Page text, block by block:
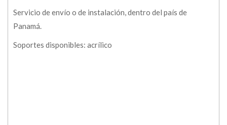
Servicio de envío o de instalación, dentro del país de
Panamá.
Soportes disponibles: acrílico